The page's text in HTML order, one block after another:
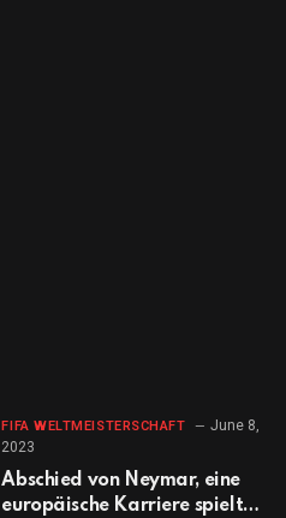
FIFA WELTMEISTERSCHAFT
June 8,
2023
Abschied von Neymar, eine
europäische Karriere spielte